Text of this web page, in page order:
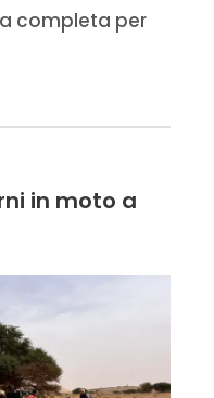
completa per
in moto a